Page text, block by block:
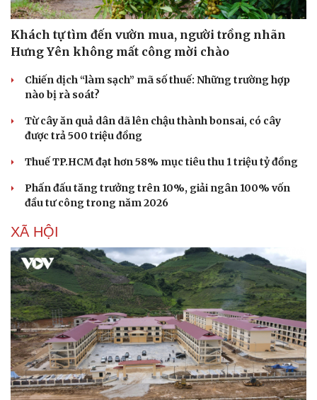
Du lịch
Tư vấn
check-in
Podcast
Cửa sổ tình yêu
Hạt giống tâm hồn
Khách tự tìm đến vườn mua, người trồng nhãn
Hưng Yên không mất công mời chào
Chiến dịch “làm sạch” mã số thuế: Những trường hợp
nào bị rà soát?
Từ cây ăn quả dân dã lên chậu thành bonsai, có cây
được trả 500 triệu đồng
Thuế TP.HCM đạt hơn 58% mục tiêu thu 1 triệu tỷ đồng
Phấn đấu tăng trưởng trên 10%, giải ngân 100% vốn
đầu tư công trong năm 2026
XÃ HỘI